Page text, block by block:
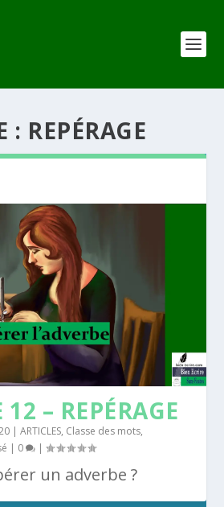
: REPÉRAGE
12 – REPÉRAGE
|ARTICLES, Classe des mots,
| 0 |
un adverbe ?